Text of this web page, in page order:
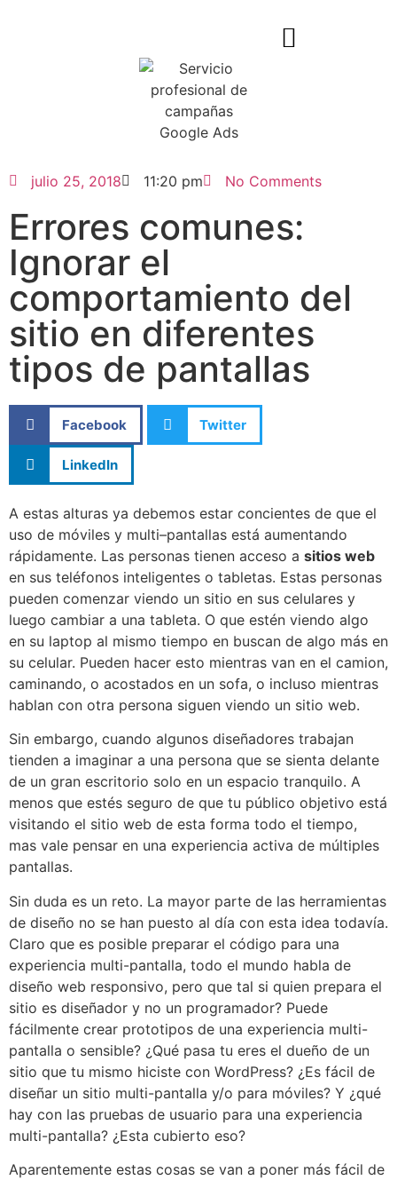
julio 25, 2018 11:20 pm No Comments
Errores comunes:
Ignorar el
comportamiento del
sitio en diferentes
tipos de pantallas
Facebook Twitter
LinkedIn
A estas alturas ya debemos estar concientes de que el
uso de móviles y multi–pantallas está aumentando
rápidamente. Las personas tienen acceso a sitios web
en sus teléfonos inteligentes o tabletas. Estas personas
pueden comenzar viendo un sitio en sus celulares y
luego cambiar a una tableta. O que estén viendo algo
en su laptop al mismo tiempo en buscan de algo más en
su celular. Pueden hacer esto mientras van en el camion,
caminando, o acostados en un sofa, o incluso mientras
hablan con otra persona siguen viendo un sitio web.
Sin embargo, cuando algunos diseñadores trabajan
tienden a imaginar a una persona que se sienta delante
de un gran escritorio solo en un espacio tranquilo. A
menos que estés seguro de que tu público objetivo está
visitando el sitio web de esta forma todo el tiempo,
mas vale pensar en una experiencia activa de múltiples
pantallas.
Sin duda es un reto. La mayor parte de las herramientas
de diseño no se han puesto al día con esta idea todavía.
Claro que es posible preparar el código para una
experiencia multi-pantalla, todo el mundo habla de
diseño web responsivo, pero que tal si quien prepara el
sitio es diseñador y no un programador? Puede
fácilmente crear prototipos de una experiencia multi-
pantalla o sensible? ¿Qué pasa tu eres el dueño de un
sitio que tu mismo hiciste con WordPress? ¿Es fácil de
diseñar un sitio multi-pantalla y/o para móviles? Y ¿qué
hay con las pruebas de usuario para una experiencia
multi-pantalla? ¿Esta cubierto eso?
Aparentemente estas cosas se van a poner más fácil de